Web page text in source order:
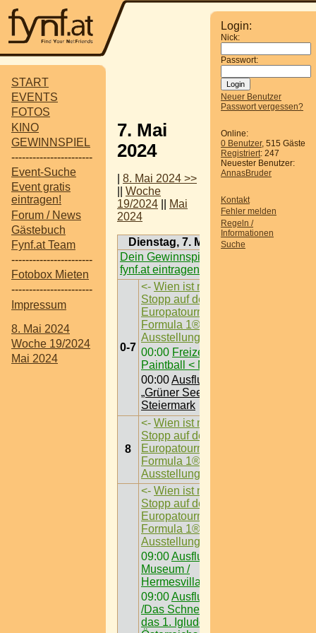
START
EVENTS
FOTOS
KINO
GEWINNSPIEL
-----------------------
Event-Suche
Event gratis
eintragen!
Forum / News
Gästebuch
Fynf.at Team
-----------------------
Fotobox Mieten
-----------------------
Impressum
8. Mai 2024
Woche 19/2024
Mai 2024
Login:
Nick:
Passwort:
Neuer Benutzer
Passwort vergessen?
Online:
0 Benutzer, 515 Gäste
Registriert: 247
Neuester Benutzer:
AnnasBruder
Kontakt
Fehler melden
Regeln /
Informationen
Suche
7. Mai
2024
8. Mai 2024 >>
Woche
19/2024
Mai
2024
Dienstag, 7. Mai 2024
Dein Gewinnspiel auf
fynf.at eintragen
0-7
<- Wien ist nächster
Stopp auf der
Europatournee der
Formula 1®-
Ausstellung
00:00 Freizeit /
Paintball < Nö >
00:00Ausflugsziel /
„Grüner See“ @
Steiermark
8
<- Wien ist nächster
Stopp auf der
Europatournee der
Formula 1®-
Ausstellung
<- Wien ist nächster
Stopp auf der
Europatournee der
Formula 1®-
Ausstellung
09:00Ausflugsziel /
Museum /
Hermesvilla
09:00Ausflugsziel
/Das Schneedorf -
das 1. Igludorf